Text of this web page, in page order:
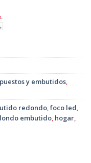
y embutidos,
redondo,foco led,
embutido, hogar,